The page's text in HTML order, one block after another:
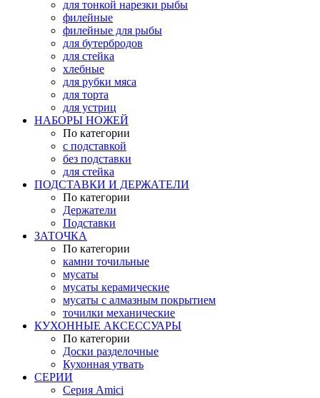
для тонкой нарезки рыбы
филейные
филейные для рыбы
для бутербродов
для стейка
хлебные
для рубки мяса
для торта
для устриц
НАБОРЫ НОЖЕЙ
По категории
с подставкой
без подставки
для стейка
ПОДСТАВКИ И ДЕРЖАТЕЛИ
По категории
Держатели
Подставки
ЗАТОЧКА
По категории
камни точильные
мусаты
мусаты керамические
мусаты с алмазным покрытием
точилки механические
КУХОННЫЕ АКСЕССУАРЫ
По категории
Доски разделочные
Кухонная утвать
СЕРИИ
Серия Amici